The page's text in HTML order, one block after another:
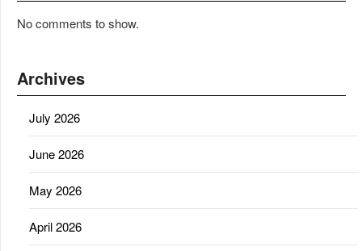
No comments to show.
Archives
July 2026
June 2026
May 2026
April 2026